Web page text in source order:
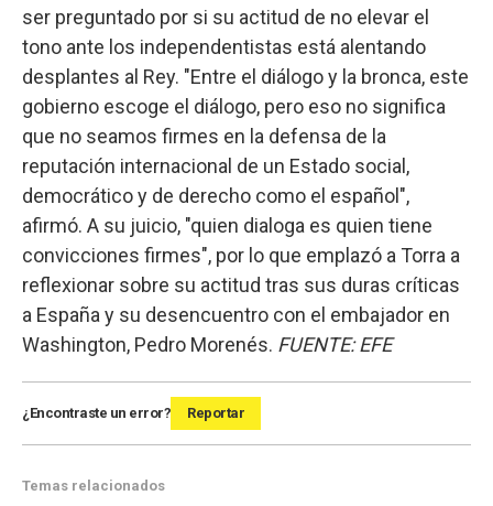
ser preguntado por si su actitud de no elevar el
tono ante los independentistas está alentando
desplantes al Rey. "Entre el diálogo y la bronca, este
gobierno escoge el diálogo, pero eso no significa
que no seamos firmes en la defensa de la
reputación internacional de un Estado social,
democrático y de derecho como el español",
afirmó. A su juicio, "quien dialoga es quien tiene
convicciones firmes", por lo que emplazó a Torra a
reflexionar sobre su actitud tras sus duras críticas
a España y su desencuentro con el embajador en
Washington, Pedro Morenés. FUENTE: EFE
¿Encontraste un error? Reportar
Temas relacionados